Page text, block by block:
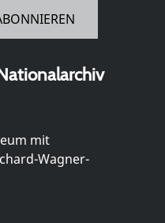
mit
Wagner-